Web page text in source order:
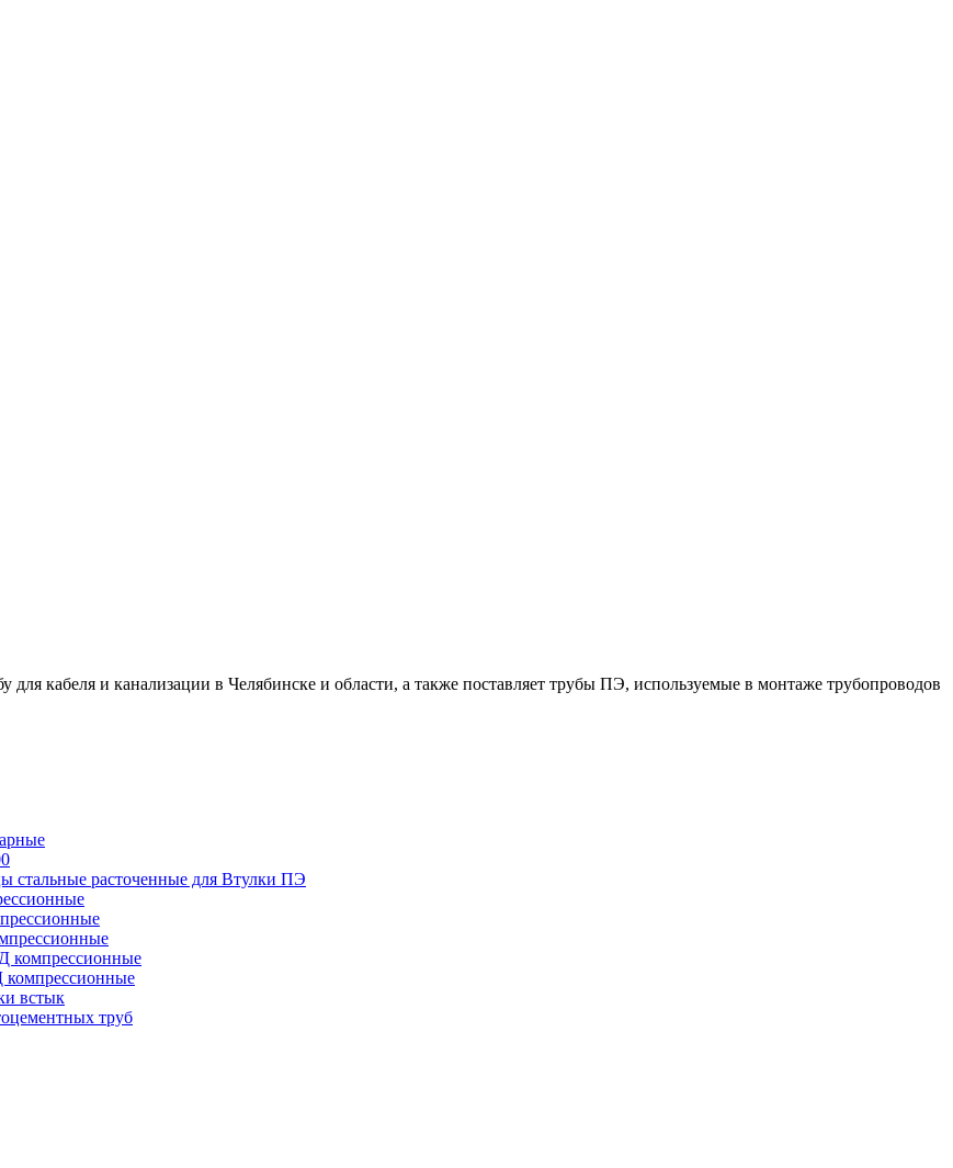
и канализации в Челябинске и области, а также поставляет трубы ПЭ, используемые в монтаже трубопроводов